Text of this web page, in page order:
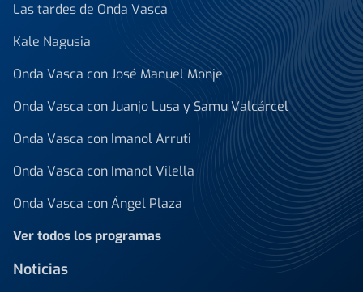
Las tardes de Onda Vasca
Kale Nagusia
Onda Vasca con José Manuel Monje
Onda Vasca con Juanjo Lusa y Samu Valcárcel
Onda Vasca con Imanol Arruti
Onda Vasca con Imanol Vilella
Onda Vasca con Ángel Plaza
Ver todos los programas
Noticias